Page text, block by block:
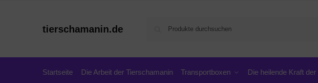
tierschamanin.de
Startseite Die Arbeit der Tierschamanin Transportboxen Die heilende Kraft